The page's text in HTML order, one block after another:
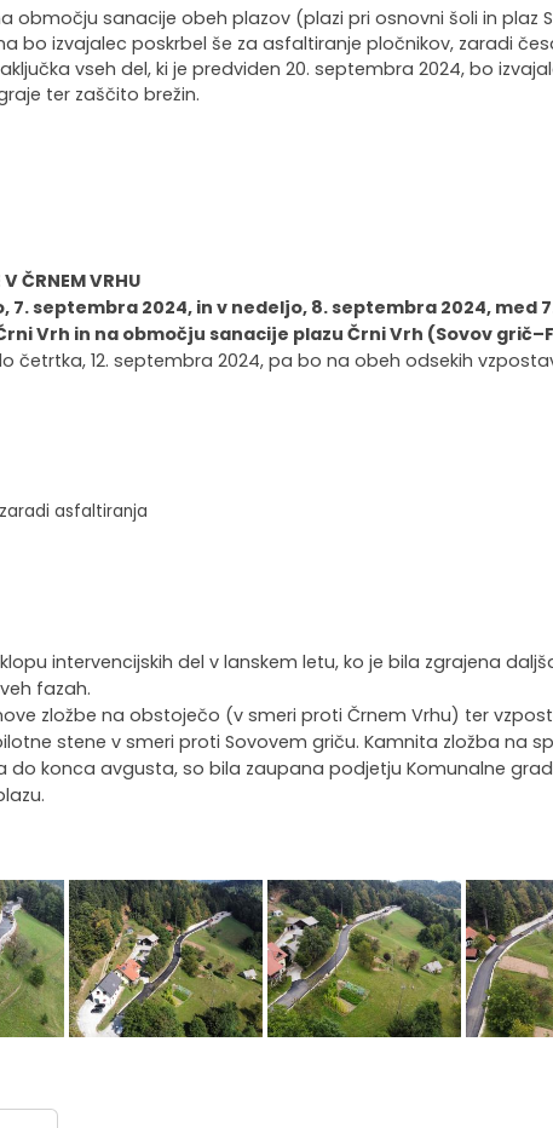
območju sanacije obeh plazov (plazi pri osnovni šoli in plaz
bo izvajalec poskrbel še za asfaltiranje pločnikov, zaradi
vseh del, ki je predviden 20. septembra 2024, bo
ter zaščito brežin.
V ČRNEM VRHU
7. septembra 2024, in v nedeljo, 8. septembra 2024, med
Vrh in na območju sanacije plazu Črni Vrh (Sovov
četrtka, 12. septembra 2024, pa bo na obeh odsekih
zaradi asfaltiranja
intervencijskih del v lanskem letu, ko je bila zgrajena
fazah.
zložbe na obstoječo (v smeri proti Črnem Vrhu) ter
stene v smeri proti Sovovem griču. Kamnita zložba na
do konca avgusta, so bila zaupana podjetju Komunalne